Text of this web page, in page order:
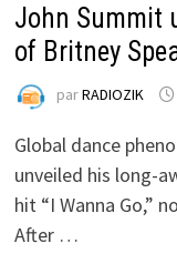
John Summit
of Britney
parRADIOZIK
Global dance
unveiled his long-
hit “I Wanna Go,”
After …